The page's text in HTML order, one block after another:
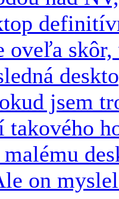
oveľa
jsem
takového
malému
on